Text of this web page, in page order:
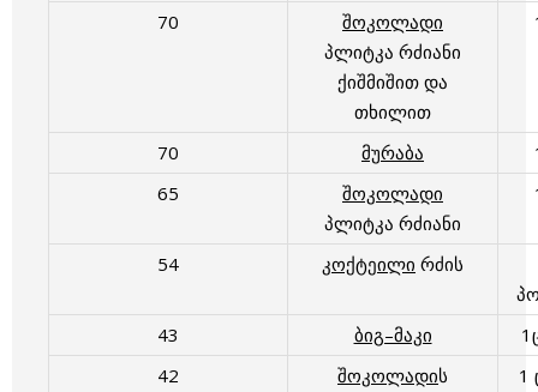
70
შოკოლადი
პლიტკა რძიანი
ქიშმიშით და
თხილით
70 მურაბა
65
შოკოლადი
პლიტკა რძიანი
54 კოქტეილი რძის
43
ბიგ–მაკი
42
შოკოლადის
1